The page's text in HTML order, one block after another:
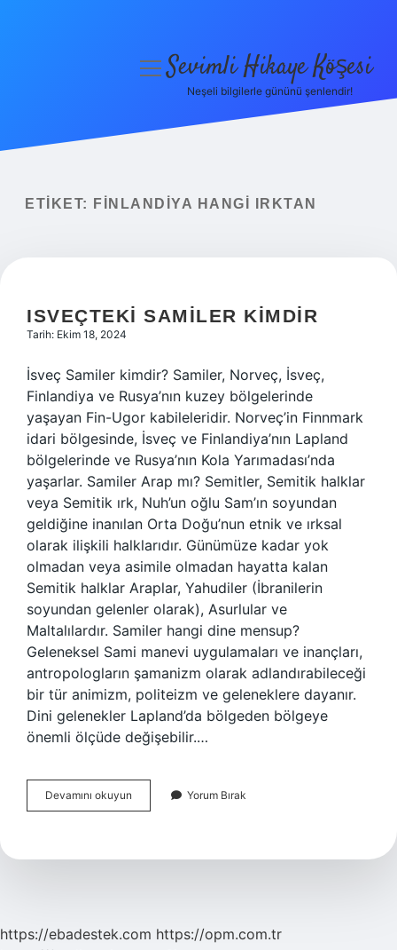
Yasal Uyarı
menüyüSevimli Hikaye Köşesi
Neşeli bilgilerle gününü şenlendir!
ETIKET: FINLANDIYA HANGI IRKTAN
ISVEÇTEKI SAMILER KIMDIR
Tarih: Ekim 18, 2024
İsveç Samiler kimdir? Samiler, Norveç, İsveç,
Finlandiya ve Rusya’nın kuzey bölgelerinde
yaşayan Fin-Ugor kabileleridir. Norveç’in Finnmark
idari bölgesinde, İsveç ve Finlandiya’nın Lapland
bölgelerinde ve Rusya’nın Kola Yarımadası’nda
yaşarlar. Samiler Arap mı? Semitler, Semitik halklar
veya Semitik ırk, Nuh’un oğlu Sam’ın soyundan
geldiğine inanılan Orta Doğu’nun etnik ve ırksal
olarak ilişkili halklarıdır. Günümüze kadar yok
olmadan veya asimile olmadan hayatta kalan
Semitik halklar Araplar, Yahudiler (İbranilerin
soyundan gelenler olarak), Asurlular ve
Maltalılardır. Samiler hangi dine mensup?
Geleneksel Sami manevi uygulamaları ve inançları,
antropologların şamanizm olarak adlandırabileceği
bir tür animizm, politeizm ve geleneklere dayanır.
Dini gelenekler Lapland’da bölgeden bölgeye
önemli ölçüde değişebilir.…
Devamını okuyun Isveçteki
Samiler
Yorum Bırak
https://ebadestek.com https://opm.com.tr